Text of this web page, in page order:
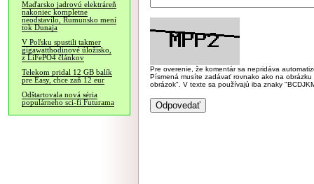
Maďarsko jadrovú elektráreň
nakoniec kompletne
neodstavilo, Rumunsko mení
tok Dunaja
V Poľsku spustili takmer
gigawatthodinové úložisko,
z LiFePO4 článkov
Telekom pridal 12 GB balík
pre Easy, chce zaň 12 eur
Odštartovala nová séria
populárneho sci-fi Futurama
Pre overenie, že komentár sa nepridáva
Písmená musíte zadávať rovnako ako na
obrázok". V texte sa používajú iba znaky